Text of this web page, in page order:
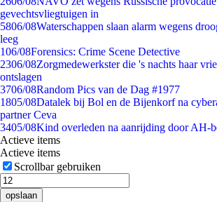
gevechtsvliegtuigen in
5806/08Waterschappen slaan alarm wegens
leeg
106/08Forensics: Crime Scene Detective
2306/08Zorgmedewerkster die 's nachts haar
ontslagen
3706/08Random Pics van de Dag #1977
1805/08Datalek bij Bol en de Bijenkorf na
partner Ceva
3405/08Kind overleden na aanrijding door AH-
Actieve items
Actieve items
Scrollbar gebruiken
opslaan